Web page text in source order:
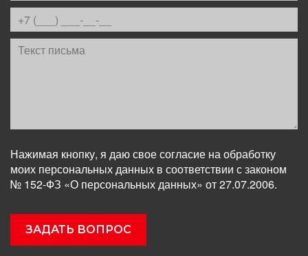
Нажимая кнопку, я даю свое согласие на обработку
моих персональных данных в соответствии с законом
№ 152-ФЗ «О персональных данных» от 27.07.2006.